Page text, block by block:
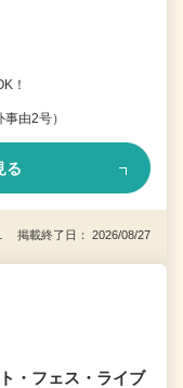
！
由2号）
る
掲載終了日： 2026/08/27
・フェス・ライブ